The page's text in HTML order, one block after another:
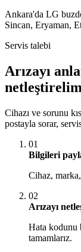
Ankara'da LG
Sincan, Eryaman,
Servis talebi
Arızayı
Cihazı ve sorunu
postayla sorar,
01
Bilgileri
Cihaz,
02
Arızayı
Hata kodunu
tamamlarız.